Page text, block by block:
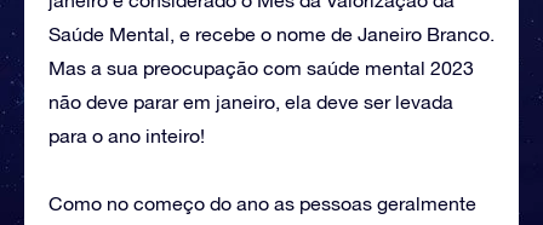
Saúde Mental, e recebe o nome de Janeiro Branco.
Mas a sua preocupação com saúde mental 2023
não deve parar em janeiro, ela deve ser levada
para o ano inteiro!
Como no começo do ano as pessoas geralmente